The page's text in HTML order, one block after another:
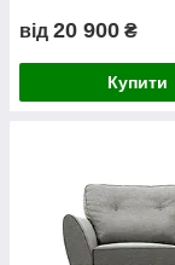
від 20 900 ₴
Купити